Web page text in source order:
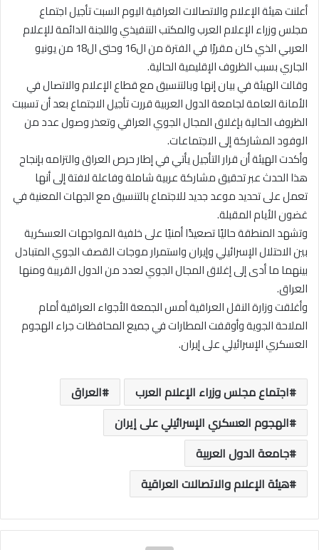
أعلنت هيئة الإعلام والاتصالات العراقية اليوم السبت تأجيل اجتماع
مجلس وزراء الإعلام العرب والمكتب التنفيذي واللجنة الدائمة للإعلام
العربي الذي كان مقررًا في الفترة من ال16 وحتى ال18 من يونيو
الجاري بسبب الظروف الإقليمية الحالية.
وقالت الهيئة في بيان إنها وبالتنسيق مع قطاع الإعلام والاتصال في
الأمانة العامة لجامعة الدول العربية قررت تأجيل الاجتماع بعد أن تسببت
الظروف الحالية بإغلاق المجال الجوي العراقي وتعذر وصول عدد من
الوفود المشاركة إلى الاجتماعات.
وأكدت الهيئة أن قرار التأجيل يأتي في إطار حرص العراق والتزامه بإنجاح
هذا الحدث عبر تحقيق مشاركة عربية شاملة وفاعلة لافتة إلى أنها
تعمل على تحديد موعد جديد للاجتماع بالتنسيق مع الجهات المعنية في
غضون الأيام المقبلة.
وتشهد المنطقة حاليًا تصعيدًا أمنيًا على خلفية المواجهات العسكرية
بين الاحتلال الإسرائيلي وإيران واستمرار موجات القصف الجوي المتبادل
بينهما ما أدى إلى إغلاق المجال الجوي لعدد من الدول القريبة ومنها
العراق.
وأغلقت وزارة النقل العراقية أمس الجمعة الأجواء العراقية أمام
الملاحة الجوية وأوقفت المطارات في جميع المحافظات جراء الهجوم
العسكري الإسرائيلي على إيران.
اجتماع مجلس وزراء الإعلام العرب
العراق
الهجوم العسكري الإسرائيلي على إيران
جامعة الدول العربية
هيئة الإعلام والاتصالات العراقية